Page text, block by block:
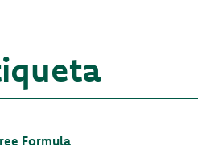
Formula